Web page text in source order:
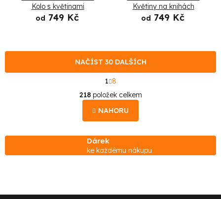
Kolo s květinami
od 749 Kč
Květiny na knihách
od 749 Kč
O
v
l
á
d
a
NAČÍST 30 DALŠÍCH
S
t
r
á
n
v
n
1 8
218položek celkem
NAHORU
Dárek
ke každému nákupu